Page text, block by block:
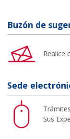
Buzón de
Realice
Sede
Sus